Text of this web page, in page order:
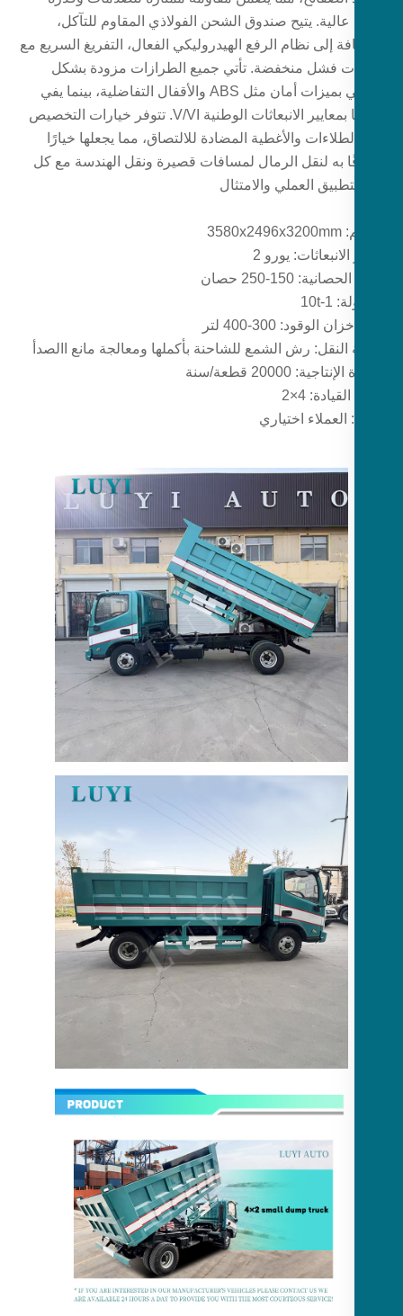
يتيح صندوق الشحن الفولاذي المقاوم للتآكل،
إلى نظام الرفع الهيدروليكي الفعال، التفريغ السريع مع
فشل منخفضة. تأتي جميع الطرازات مزودة بشكل
قياسي بميزات أمان مثل ABS والأقفال التفاضلية، بينما يفي
بعضها بمعايير الانبعاثات الوطنية V/VI. تتوفر خيارات التخصيص
والأغطية المضادة للالتصاق، مما يجعلها خيارًا
به لنقل الرمال لمسافات قصيرة ونقل الهندسة مع كل
العملي والامتثال
يورو 2
150-250 حصان
الوقود: 300-400 لتر
رش الشمع للشاحنة بأكملها ومعالجة مانع االصدأ
20000 قطعة/سنة
العملاء اختياري